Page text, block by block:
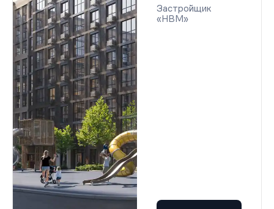
Застройщик
«НВМ»